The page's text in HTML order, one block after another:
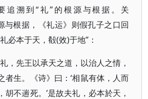
追溯到“礼”的根源与根据。关
与根据，《礼运》则假孔子之口回
必本于天，殽(效)于地”：
，先王以承天之道，以治人之情，
者生。《诗》曰：‘相鼠有体，人而
胡不遄死。’是故夫礼，必本於天，